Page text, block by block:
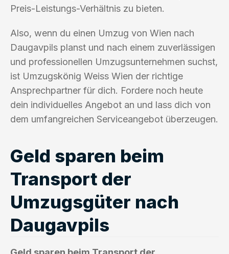
Preis-Leistungs-Verhältnis zu bieten.
Also, wenn du einen Umzug von Wien nach
Daugavpils planst und nach einem zuverlässigen
und professionellen Umzugsunternehmen suchst,
ist Umzugskönig Weiss Wien der richtige
Ansprechpartner für dich. Fordere noch heute
dein individuelles Angebot an und lass dich von
dem umfangreichen Serviceangebot überzeugen.
Geld sparen beim
Transport der
Umzugsgüter nach
Daugavpils